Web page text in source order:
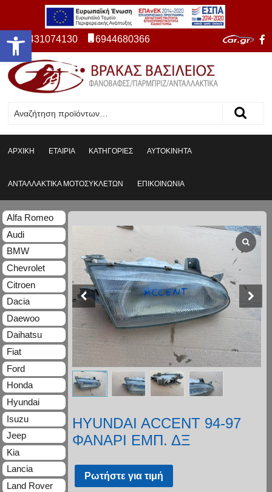
Ανοίξτε τη γραμμή εργαλείων 2431074130 6944680366
ΑΡΧΙΚΗ ΕΤΑΙΡΙΑ ΚΑΤΗΓΟΡΙΕΣ ΑΥΤΟΚΙΝΗΤΑ
ΑΝΤΑΛΛΑΚΤΙΚΑ ΜΟΤΟΣΥΚΛΕΤΩΝ ΕΠΙΚΟΙΝΩΝΙΑ
HYUNDAI ACCENT 94-97
ΦΑΝΑΡΙ ΕΜΠ. ΔΞ
Ρωτήστε για τιμή
Alfa Romeo
Audi
BMW
Chevrolet
Citroen
Dacia
Daewoo
Daihatsu
Fiat
Ford
Honda
Hyundai
Isuzu
Jeep
Kia
Lancia
Land Rover